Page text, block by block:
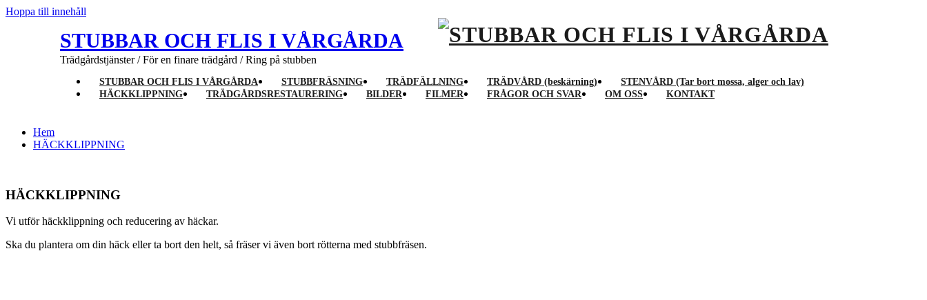
Hoppa till innehåll
STUBBAR OCH FLIS I VÅRGÅRDA
Trädgårdstjänster / För en finare trädgård / Ring på stubben
STUBBAR OCH FLIS I VÅRGÅRDA STUBBFRÄSNING TRÄDFÄLLNING TRÄDVÅRD (beskärning)
STENVÅRD (Tar bort mossa, alger och lav)
HÄCKKLIPPNING
TRÄDGÅRDSRESTAURERING BILDER FILMER FRÅGOR OCH SVAR OM OSS KONTAKT
Hem
HÄCKKLIPPNING
HÄCKKLIPPNING
Vi utför häckklippning och reducering av häckar.
Ska du plantera om din häck eller ta bort den helt, så fräser vi även bort rötterna med stubbfräsen.